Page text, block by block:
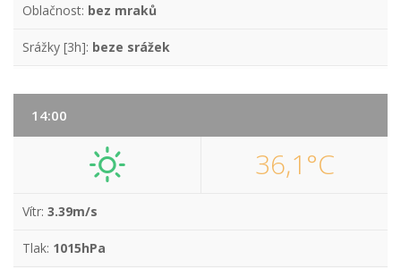
Oblačnost: bez mraků
Srážky [3h]: beze srážek
14:00
36,1°C
Vítr: 3.39m/s
Tlak: 1015hPa